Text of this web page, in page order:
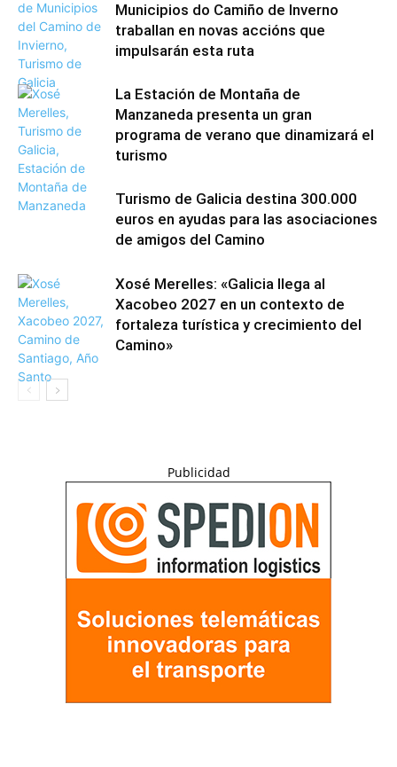
Municipios do Camiño de Inverno
traballan en novas accións que
impulsarán esta ruta
La Estación de Montaña de
Manzaneda presenta un gran
programa de verano que dinamizará el
turismo
Turismo de Galicia destina 300.000
euros en ayudas para las asociaciones
de amigos del Camino
Xosé Merelles: «Galicia llega al
Xacobeo 2027 en un contexto de
fortaleza turística y crecimiento del
Camino»
Publicidad